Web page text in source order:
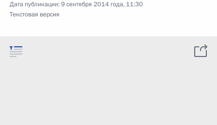
Дата публикации:9 сентября 2014 года, 11:30
Текстовая версия